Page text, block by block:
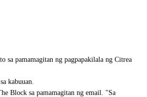
sa pamamagitan ng pagpapakilala ng Citrea
kabuuan.
Block sa pamamagitan ng email. "Sa